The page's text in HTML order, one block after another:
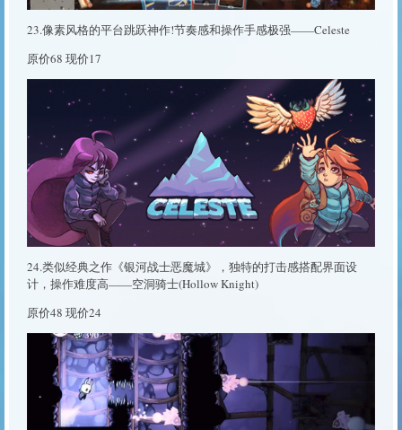
23.像素风格的平台跳跃神作!节奏感和操作手感极强——Celeste
原价68 现价17
24.类似经典之作《银河战士恶魔城》，独特的打击感搭配界面设
计，操作难度高——空洞骑士(Hollow Knight)
原价48 现价24